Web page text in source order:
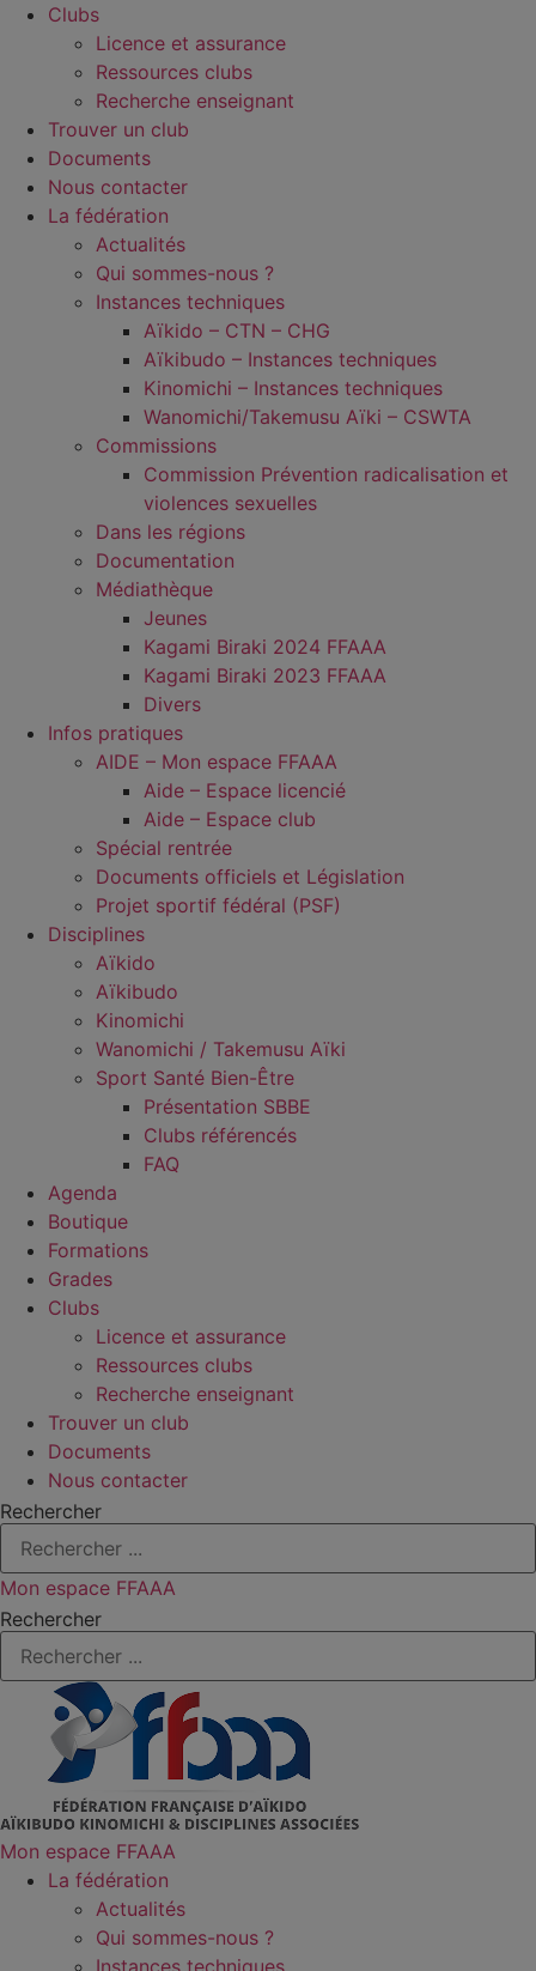
Clubs
Licence et assurance
Ressources clubs
Recherche enseignant
Trouver un club
Documents
Nous contacter
La fédération
Actualités
Qui sommes-nous ?
Instances techniques
Aïkido – CTN – CHG
Aïkibudo – Instances techniques
Kinomichi – Instances techniques
Wanomichi/Takemusu Aïki – CSWTA
Commissions
Commission Prévention radicalisation et
violences sexuelles
Dans les régions
Documentation
Médiathèque
Jeunes
Kagami Biraki 2024 FFAAA
Kagami Biraki 2023 FFAAA
Divers
Infos pratiques
AIDE – Mon espace FFAAA
Aide – Espace licencié
Aide – Espace club
Spécial rentrée
Documents officiels et Législation
Projet sportif fédéral (PSF)
Disciplines
Aïkido
Aïkibudo
Kinomichi
Wanomichi / Takemusu Aïki
Sport Santé Bien-Être
Présentation SBBE
Clubs référencés
FAQ
Agenda
Boutique
Formations
Grades
Clubs
Licence et assurance
Ressources clubs
Recherche enseignant
Trouver un club
Documents
Nous contacter
Rechercher
Mon espace FFAAA
Rechercher
Mon espace FFAAA
La fédération
Actualités
Qui sommes-nous ?
Instances techniques